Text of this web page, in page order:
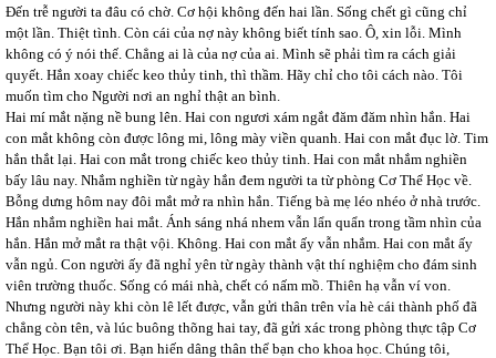
Đến trễ người ta đâu có chờ. Cơ hội không đến hai lần. Sống chết gì cũng chỉ
một lần. Thiệt tình. Còn cái của nợ này không biết tính sao. Ô, xin lỗi. Mình
không có ý nói thế. Chẳng ai là của nợ của ai. Mình sẽ phải tìm ra cách giải
quyết. Hắn xoay chiếc keo thủy tinh, thì thầm. Hãy chỉ cho tôi cách nào. Tôi
muốn tìm cho Người nơi an nghỉ thật an bình.
Hai mí mắt nặng nề bung lên. Hai con ngươi xám ngắt đăm đăm nhìn hắn. Hai
con mắt không còn được lông mi, lông mày viền quanh. Hai con mắt đục lờ. Tim
hắn thắt lại. Hai con mắt trong chiếc keo thủy tinh. Hai con mắt nhắm nghiền
bấy lâu nay. Nhắm nghiền từ ngày hắn đem người ta từ phòng Cơ Thể Học về.
Bỗng dưng hôm nay đôi mắt mở ra nhìn hắn. Tiếng bà mẹ léo nhéo ở nhà trước.
Hắn nhắm nghiền hai mắt. Ánh sáng nhá nhem vẫn lẩn quẩn trong tầm nhìn của
hắn. Hắn mở mắt ra thật vội. Không. Hai con mắt ấy vẫn nhắm. Hai con mắt ấy
vẫn ngủ. Con người ấy đã nghỉ yên từ ngày thành vật thí nghiệm cho đám sinh
viên trường thuốc. Sống có mái nhà, chết có nấm mồ. Thiên hạ vẫn ví von.
Nhưng người này khi còn lê lết được, vẫn gửi thân trên vỉa hè cái thành phố đã
chẳng còn tên, và lúc buông thõng hai tay, đã gửi xác trong phòng thực tập Cơ
Thể Học. Bạn tôi ơi. Bạn hiến dâng thân thể bạn cho khoa học. Chúng tôi,